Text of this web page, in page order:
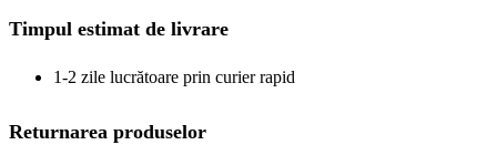
Timpul estimat de livrare
1-2 zile lucrătoare prin curier rapid
Returnarea produselor